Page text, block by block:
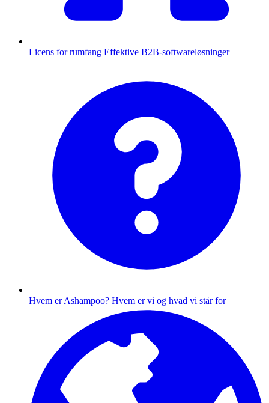
Licens for rumfang Effektive B2B-softwareløsninger
Hvem er Ashampoo? Hvem er vi og hvad vi står for